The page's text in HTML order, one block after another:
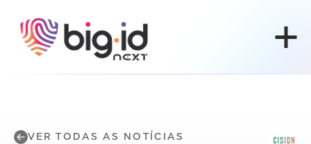
VER TODAS AS NOTÍCIAS